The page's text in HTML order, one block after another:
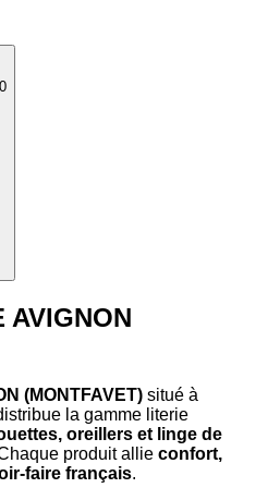
AVIGNON
(MONTFAVET) situé à
la gamme literie
oreillers et linge de
produit allie confort,
faire français.